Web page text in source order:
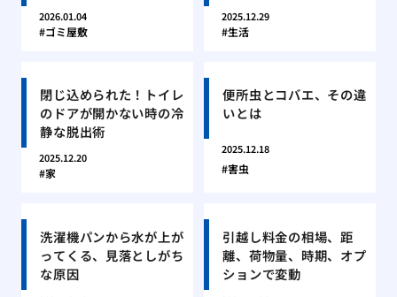
2026.01.04
ゴミ屋敷
2025.12.29
生活
閉じ込められた！トイレ
のドアが開かない時の冷
静な脱出術
2025.12.20
家
便所虫とコバエ、その違
いとは
2025.12.18
害虫
洗濯機パンから水が上が
ってくる、見落としがち
な原因
引越し料金の相場、距
離、荷物量、時期、オプ
ションで変動